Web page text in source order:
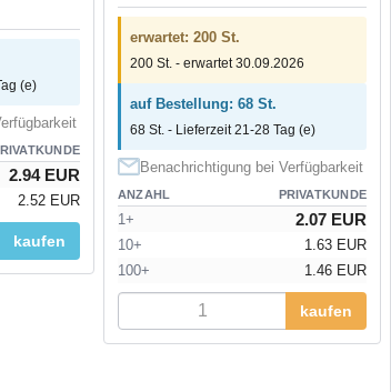
(e)
2.94 EUR
2.52 EUR
kaufen
erwartet: 200 St.
200 St. - erwartet 30.09.2026
auf Bestellung: 68 St.
68 St. - Lieferzeit 21-28 Tag (e)
Benachrichtigung bei Verfügbarkeit
ANZAHL PRIVATKUNDE
1+ 2.07 EUR
10+
1.63 EUR
100+
1.46 EUR
kaufen